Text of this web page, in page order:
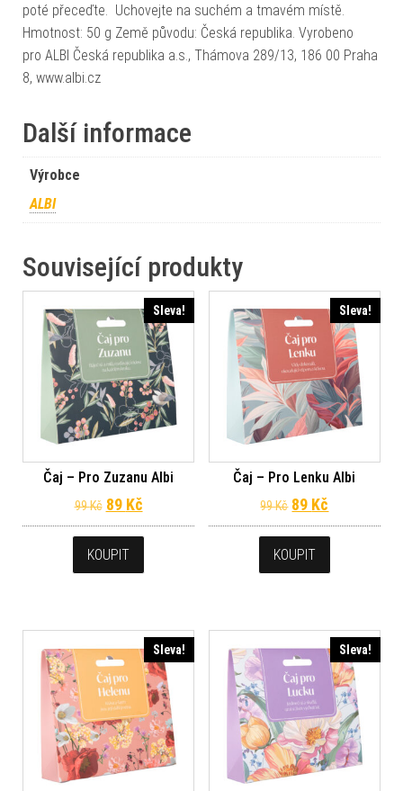
poté přeceďte. Uchovejte na suchém a tmavém místě.
Hmotnost: 50 g Země původu: Česká republika. Vyrobeno
pro ALBI Česká republika a.s., Thámova 289/13, 186 00 Praha
8, www.albi.cz
Další informace
Výrobce
ALBI
Související produkty
Sleva!
Čaj – Pro Zuzanu Albi
99Kč Původní cena byla: 99 Kč.
89 KčAktuální cena je: 89 Kč.
KOUPIT
Sleva!
Čaj – Pro Lenku Albi
99Kč Původní cena
89 Kč
KOUPIT
Sleva! Sleva!